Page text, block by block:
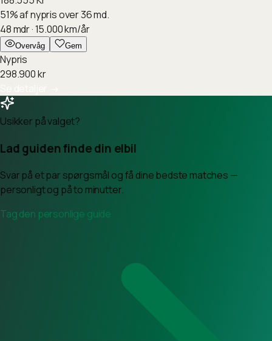
51%af nypris over 36 md.
48mdr ·15.000km/år
Overvåg Gem
Nypris
298.900kr
Usikker på valget?
Lad guiden finde din elbil
Svar på et par spørgsmål og få dine bedste matches —
personligt og på to minutter.
Tag den personlige guide